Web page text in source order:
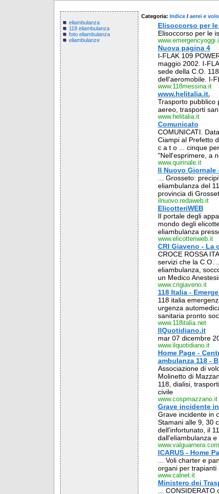
eliambulanza
118 eliambulanza
foto eliambulanza
eliambulanze
Categoria: Indice / aerei e volo
Elisoccorso per
Elisoccorso per le
Nuova pagina 4
I-FLAK 109
maggio 2002. I-
sede della C.O.
dell'aeromobile. I-
www.118messina.it
www.helitalia.it.
Trasporto pubblico
aereo, trasporti
www.helitalia.it
Comunicato
COMUNICATI.
Ciampi al Prefetto
c a t o ... cinque
"Nell'esprimere, a
www.quirinale.it
Il Nuovo Giornale
... Grosseto:
eliambulanza del
provincia di
ilnuovo.redaweb.it
ElicotteriWEB
Il portale degli
mondo degli
eliambulanza
www.elicotteriweb.it
CRI Giaveno - La
CROCE ROSSA
servizi che la C.O.
eliambulanza,
un Medico
www.crigiaveno.it
118 Italia -
118 italia
urgenza
sanitaria pronto
www.118italia.net
IlQuotidiano.it
mar 07 dicembre
www.ilquotidiano.it
Home Page -
ambulanza 118 -
Associazione di
Molinetto di
118, dialisi,
civile
www.cospmazzano.it
Grave incidente
Grave incidente in
Stamani alle 9, 30
dell'infortunato, il
dall'eliambulanza
www.valguarnera.com
ICARUS - Home
... Voli charter e
organi per trapianti
www.calnet.it
Ministero dei
...